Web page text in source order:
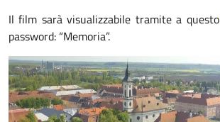
Il film sarà visualizzabile tramite a questo
password: “Memoria”.